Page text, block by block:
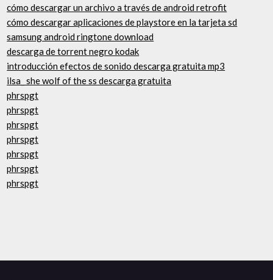
cómo descargar un archivo a través de android retrofit
cómo descargar aplicaciones de playstore en la tarjeta sd
samsung android ringtone download
descarga de torrent negro kodak
introducción efectos de sonido descarga gratuita mp3
ilsa_ she wolf of the ss descarga gratuita
phrspgt
phrspgt
phrspgt
phrspgt
phrspgt
phrspgt
phrspgt